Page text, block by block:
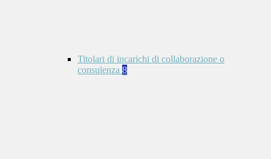
Titolari di incarichi di collaborazione o
consulenza 8